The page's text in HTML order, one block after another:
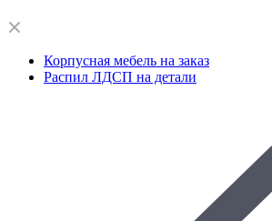
Корпусная мебель на заказ
Распил ЛДСП на детали